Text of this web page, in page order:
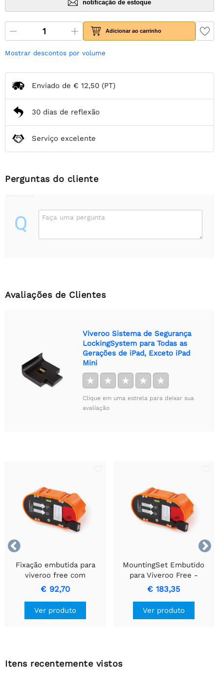
notificação de estoque
Adicionar ao carrinho
Mostrar descontos por volume
Enviado de € 12,50 (PT)
30 dias de reflexão
Serviço excelente
Perguntas do cliente
Q Faça uma pergunta
Avaliações de Clientes
Viveroo Sistema de Segurança
LockingSystem para Todas as
Gerações de iPad, Exceto iPad
Mini
★ ★ ★ ★ ★
Clique em uma estrela para deixar sua
avaliação


Fixação embutida para
viveroo free com
Conector USB-A e Fonte
de Energia de 12W
€ 92,70
Ver produto
MountingSet Embutido
para Viveroo Free -
Integração Perfeita com
USB-A, Saída de 30W
€ 183,35
Ver produto
Itens recentemente vistos